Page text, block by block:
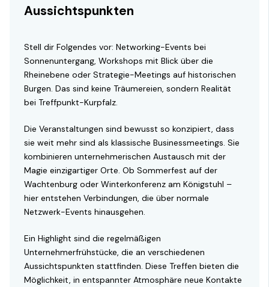
Aussichtspunkten
Stell dir Folgendes vor: Networking-Events bei
Sonnenuntergang, Workshops mit Blick über die
Rheinebene oder Strategie-Meetings auf historischen
Burgen. Das sind keine Träumereien, sondern Realität
bei Treffpunkt-Kurpfalz.
Die Veranstaltungen sind bewusst so konzipiert, dass
sie weit mehr sind als klassische Businessmeetings. Sie
kombinieren unternehmerischen Austausch mit der
Magie einzigartiger Orte. Ob Sommerfest auf der
Wachtenburg oder Winterkonferenz am Königstuhl –
hier entstehen Verbindungen, die über normale
Netzwerk-Events hinausgehen.
Ein Highlight sind die regelmäßigen
Unternehmerfrühstücke, die an verschiedenen
Aussichtspunkten stattfinden. Diese Treffen bieten die
Möglichkeit, in entspannter Atmosphäre neue Kontakte